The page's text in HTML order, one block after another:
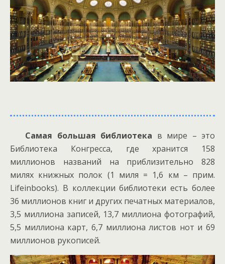
Самая большая библиотека в мире – это
Библиотека Конгресса, где хранится 158
миллионов названий на приблизительно 828
милях книжных полок (1 миля = 1,6 км – прим.
Lifeinbooks). В коллекции библиотеки есть более
36 миллионов книг и других печатных материалов,
3,5 миллиона записей, 13,7 миллиона фотографий,
5,5 миллиона карт, 6,7 миллиона листов нот и 69
миллионов рукописей.